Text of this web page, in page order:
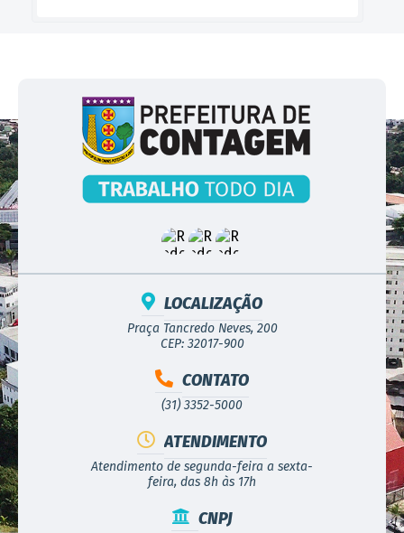
LOCALIZAÇÃO
Praça Tancredo Neves, 200
CEP: 32017-900
CONTATO
(31) 3352-5000
ATENDIMENTO
Atendimento de segunda-feira a sexta-
feira, das 8h às 17h
CNPJ